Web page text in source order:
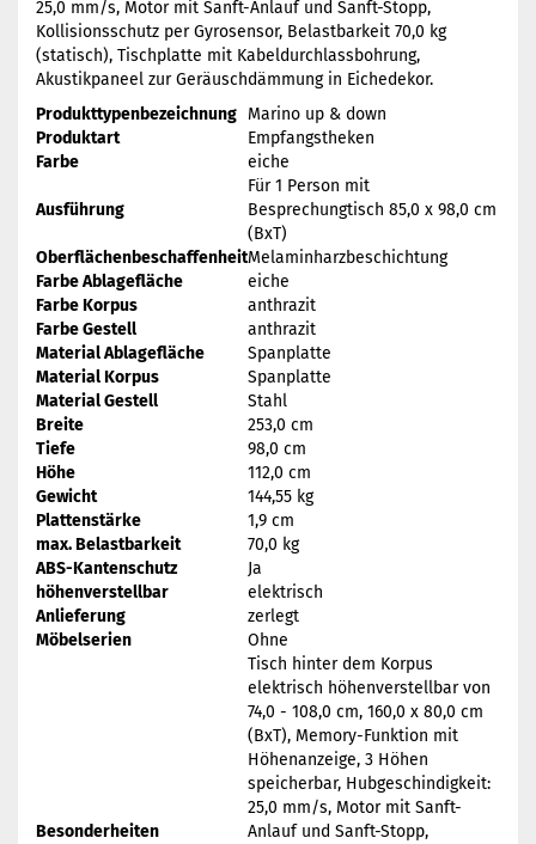
25,0 mm/s, Motor mit Sanft-Anlauf und Sanft-Stopp,
Kollisionsschutz per Gyrosensor, Belastbarkeit 70,0 kg
(statisch), Tischplatte mit Kabeldurchlassbohrung,
Akustikpaneel zur Geräuschdämmung in Eichedekor.
Produkttypenbezeichnung Marino up & down
Produktart
Empfangstheken
Farbe
eiche
Ausführung
Für 1 Person mit
Besprechungtisch 85,0 x 98,0 cm
(BxT)
OberflächenbeschaffenheitMelaminharzbeschichtung
Farbe Ablagefläche
eiche
Farbe Korpus
anthrazit
Farbe Gestell
anthrazit
Material Ablagefläche
Spanplatte
Material Korpus
Spanplatte
Material Gestell
Stahl
Breite
253,0 cm
Tiefe
98,0 cm
Höhe
112,0 cm
Gewicht
144,55 kg
Plattenstärke
1,9 cm
max. Belastbarkeit
70,0 kg
ABS-Kantenschutz
Ja
höhenverstellbar
elektrisch
Anlieferung
zerlegt
Möbelserien
Ohne
Besonderheiten
Tisch hinter dem Korpus
elektrisch höhenverstellbar von
74,0 - 108,0 cm, 160,0 x 80,0 cm
(BxT), Memory-Funktion mit
Höhenanzeige, 3 Höhen
speicherbar, Hubgeschindigkeit:
25,0 mm/s, Motor mit Sanft-
Anlauf und Sanft-Stopp,